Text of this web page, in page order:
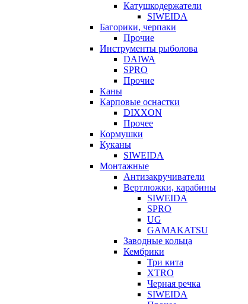
Катушкодержатели
SIWEIDA
Багорики, черпаки
Прочие
Инструменты рыболова
DAIWA
SPRO
Прочие
Каны
Карповые оснастки
DIXXON
Прочее
Кормушки
Куканы
SIWEIDA
Монтажные
Антизакручиватели
Вертлюжки, карабины
SIWEIDA
SPRO
UG
GAMAKATSU
Заводные кольца
Кембрики
Три кита
XTRO
Черная речка
SIWEIDA